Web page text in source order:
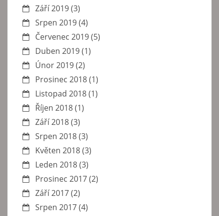
Září 2019(3)
Srpen 2019(4)
Červenec 2019(5)
Duben 2019(1)
Únor 2019(2)
Prosinec 2018(1)
Listopad 2018(1)
Říjen 2018(1)
Září 2018(3)
Srpen 2018(3)
Květen 2018(3)
Leden 2018(3)
Prosinec 2017(2)
Září 2017(2)
Srpen 2017(4)